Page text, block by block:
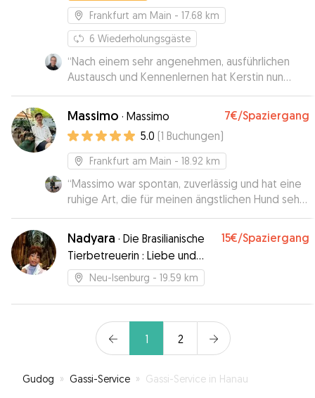
Frankfurt am Main - 17.68 km
6 Wiederholungsgäste
“Nach einem sehr angenehmen, ausführlichen
Austausch und Kennenlernen hat Kerstin nun
unsere Chapa einen Nachmittag lang betreut. Es
hat alles gut geklappt, auch wenn unserer alten
Hündin die neue Situation nicht einfach gefallen
ist. Wir haben uns zu jeder Zeit gut behandelt
gefühlt und möchten auf jeden Fall auch eine
Übernachtung testen.”
Massimo · Massimo 7€/Spaziergang
5.0 (1 Buchungen)
Frankfurt am Main - 18.92 km
“Massimo war spontan, zuverlässig und hat eine
ruhige Art, die für meinen ängstlichen Hund sehr
angenehm war.”
Nadyara · Die Brasilianische
Tierbetreuerin : Liebe und
Hingabe🥰
15€/Spaziergang
Neu-Isenburg - 19.59 km
1 2
Gudog » Gassi-Service » Gassi-Service in Hanau